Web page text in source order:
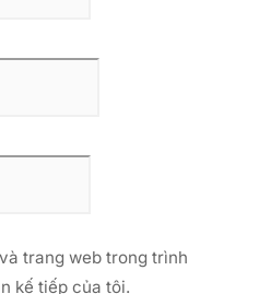
trang web trong trình
kế tiếp của tôi.